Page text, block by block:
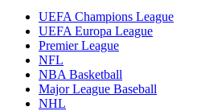
UEFA Champions League
UEFA Europa League
Premier League
NFL
NBA Basketball
Major League Baseball
NHL